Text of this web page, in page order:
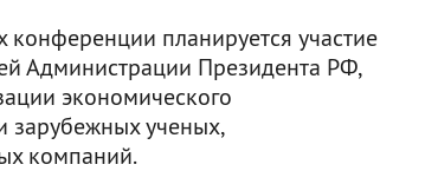
планируется участие
Администрации Президента РФ,
экономического
зарубежных ученых,
компаний.